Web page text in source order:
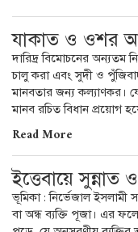
যাকাত ও ওশর
দারিদ্র বিমোচনের অন্যতম
চালু করা এবং সুদী ও
মানবতার জন্য কল্যাণকর।
মানব রচিত বিধান প্রয়োগ
Read More
ইত্তেবায়ে সুন্নাত
ভূমিকা : নির্ভেজাল
বা অন্ধ ব্যক্তি পূজা। এর